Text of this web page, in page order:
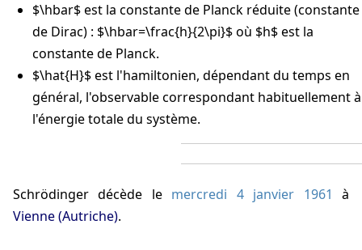
$\hbar$ est la constante de Planck réduite (constante
de Dirac) : $\hbar=\frac{h}{2\pi}$ où $h$ est la
constante de Planck.
$\hat{H}$ est l'hamiltonien, dépendant du temps en
général, l'observable correspondant habituellement à
l'énergie totale du système.
Schrödinger décède le mercredi 4 janvier 1961
à
Vienne (Autriche).